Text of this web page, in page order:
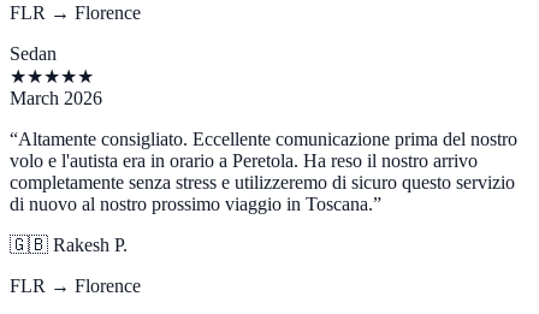
FLR → Florence
Sedan
★★★★★
March 2026
“Altamente consigliato. Eccellente comunicazione prima del nostro
volo e l'autista era in orario a Peretola. Ha reso il nostro arrivo
completamente senza stress e utilizzeremo di sicuro questo servizio
di nuovo al nostro prossimo viaggio in Toscana.”
🇬🇧 Rakesh P.
FLR → Florence